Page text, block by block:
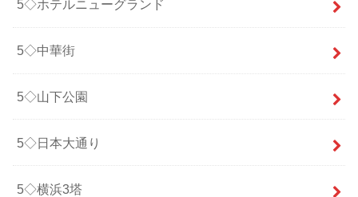
5◇ホテルニューグランド
5◇中華街
5◇山下公園
5◇日本大通り
5◇横浜3塔